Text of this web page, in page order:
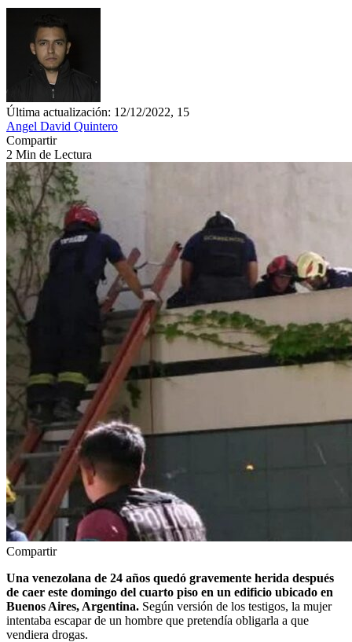
Última actualización: 12/12/2022, 15
Angel David Quintero
Compartir
2 Min de Lectura
Compartir
Una venezolana de 24 años quedó gravemente herida después
de caer este domingo del cuarto piso en un edificio ubicado en
Buenos Aires, Argentina. Según versión de los testigos, la mujer
intentaba escapar de un hombre que pretendía obligarla a que
vendiera drogas.